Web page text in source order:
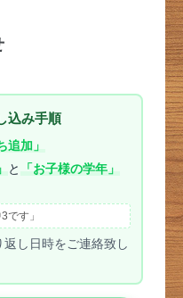
込み手順
追加」
と
「お子様の学年」
です」
し日時をご連絡致し